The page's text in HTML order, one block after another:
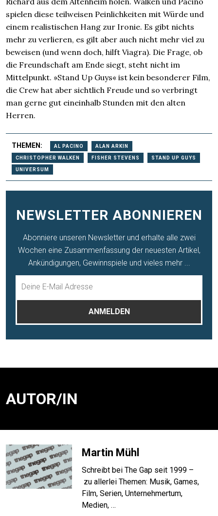
spielen diese teilweisen Peinlichkeiten mit Würde und
einem realistischen Hang zur Ironie. Es gibt nichts
mehr zu verlieren, es gilt aber auch nicht mehr viel zu
beweisen (und wenn doch, hilft Viagra). Die Frage, ob
die Freundschaft am Ende siegt, steht nicht im
Mittelpunkt. »Stand Up Guys« ist kein besonderer Film,
die Crew hat aber sichtlich Freude und so verbringt
man gerne gut eineinhalb Stunden mit den alten
Herren.
THEMEN: AL PACINO ALAN ARKIN
CHRISTOPHER WALKEN FISHER STEVENS STAND UP GUYS
UNIVERSUM
NEWSLETTER ABONNIEREN
Abonniere unseren Newsletter und erhalte alle zwei
Wochen eine Zusammenfassung der neuesten Artikel,
Ankündigungen, Gewinnspiele und vieles mehr ...
AUTOR/IN
Martin Mühl
Schreibt bei The Gap seit 1999 –
zu allerlei Themen: Musik, Games,
Film, Serien, Unternehmertum,
Medien, …